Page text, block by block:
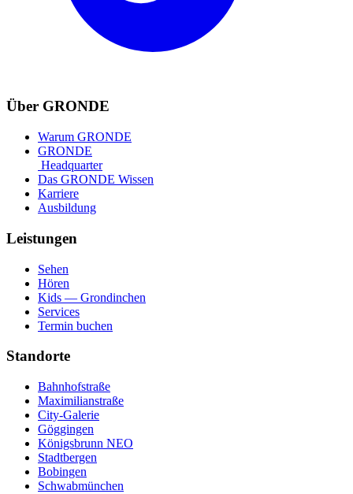
Über GRONDE
Warum GRONDE
GRONDE
Headquarter
Das GRONDE Wissen
Karriere
Ausbildung
Leistungen
Sehen
Hören
Kids — Grondinchen
Services
Termin buchen
Standorte
Bahnhofstraße
Maximilianstraße
City-Galerie
Göggingen
Königsbrunn NEO
Stadtbergen
Bobingen
Schwabmünchen